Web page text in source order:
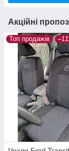
Акційні
Топ продажів